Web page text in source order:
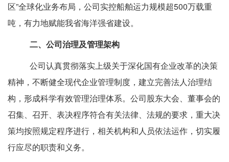
区”全球化业务布局 ，公司实控船舶运力规模超500万载重
吨，有力地赋能我省海洋强省建设。
二、公司治理及管理架构
公司认真贯彻落实上级关于深化国有企业改革的决策
精神 ，不断健全现代企业管理制度， 建立完善法人治理结
构， 形成科学有效管理治理体系。公司股东大会、董事会的
召集、召开、表决程序符合有关法律、法规的要求，重大决
策均按照规定程序进行，相关机构和人员依法运作，切实履
行应尽的职责和义务。